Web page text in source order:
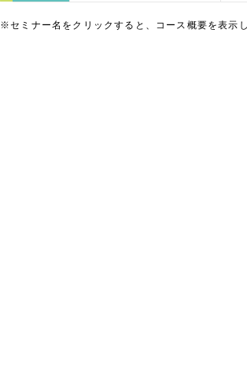
※セミナー名をクリックすると、コース概要を表示